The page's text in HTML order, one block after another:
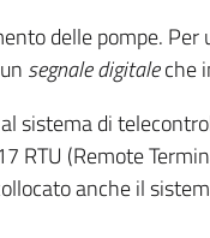
delle pompe. Per
segnale digitaleche
sistema di
(Remote
anche il